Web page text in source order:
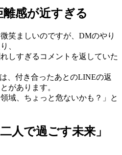
感が近すぎる
笑ましいのですが、DMのやり
、
しすぎるコメントを返していた
、付き合ったあとのLINEの返
があります。
域、ちょっと危ないかも？」と
人で過ごす未来」